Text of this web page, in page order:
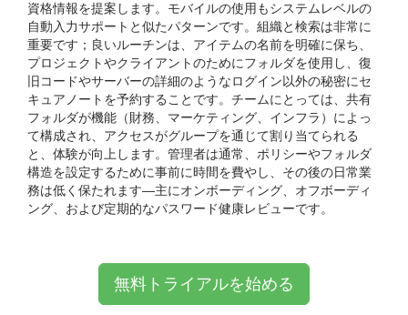
資格情報を提案します。モバイルの使用もシステムレベルの
自動入力サポートと似たパターンです。組織と検索は非常に
重要です；良いルーチンは、アイテムの名前を明確に保ち、
プロジェクトやクライアントのためにフォルダを使用し、復
旧コードやサーバーの詳細のようなログイン以外の秘密にセ
キュアノートを予約することです。チームにとっては、共有
フォルダが機能（財務、マーケティング、インフラ）によっ
て構成され、アクセスがグループを通じて割り当てられる
と、体験が向上します。管理者は通常、ポリシーやフォルダ
構造を設定するために事前に時間を費やし、その後の日常業
務は低く保たれます—主にオンボーディング、オフボーディ
ング、および定期的なパスワード健康レビューです。
無料トライアルを始める